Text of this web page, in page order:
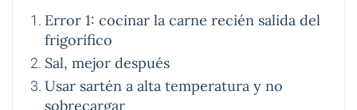
Error 1: cocinar la carne recién salida del
frigorífico
Sal, mejor después
Usar sartén a alta temperatura y no
sobrecargar